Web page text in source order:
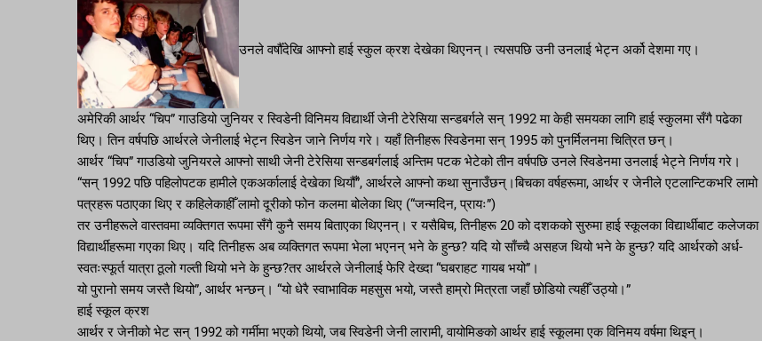
उनले वर्षौँदेखि आफ्नो हाई स्कुल क्रश देखेका थिएनन्। त्यसपछि उनी उनलाई भेट्न अर्को देशमा गए।
अमेरिकी आर्थर “चिप” गाउडियो जुनियर र स्विडेनी विनिमय विद्यार्थी जेनी टेरेसिया सन्डबर्गले सन् 1992 मा केही समयका लागि हाई स्कुलमा सँगै पढेका
थिए। तिन वर्षपछि आर्थरले जेनीलाई भेट्न स्विडेन जाने निर्णय गरे। यहाँ तिनीहरू स्विडेनमा सन् 1995 को पुनर्मिलनमा चित्रित छन्।
आर्थर “चिप” गाउडियो जुनियरले आफ्नो साथी जेनी टेरेसिया सन्डबर्गलाई अन्तिम पटक भेटेको तीन वर्षपछि उनले स्विडेनमा उनलाई भेट्ने निर्णय गरे।
“सन् 1992 पछि पहिलोपटक हामीले एकअर्कालाई देखेका थियौँ”, आर्थरले आफ्नो कथा सुनाउँछन्।बिचका वर्षहरूमा, आर्थर र जेनीले एटलान्टिकभरि लामो
पत्रहरू पठाएका थिए र कहिलेकाहीँ लामो दूरीको फोन कलमा बोलेका थिए (“जन्मदिन, प्रायः”)
तर उनीहरूले वास्तवमा व्यक्तिगत रूपमा सँगै कुनै समय बिताएका थिएनन्। र यसैबिच, तिनीहरू 20 को दशकको सुरुमा हाई स्कूलका विद्यार्थीबाट कलेजका
विद्यार्थीहरूमा गएका थिए। यदि तिनीहरू अब व्यक्तिगत रूपमा भेला भएनन् भने के हुन्छ? यदि यो साँच्चै असहज थियो भने के हुन्छ? यदि आर्थरको अर्ध-
स्वतःस्फूर्त यात्रा ठूलो गल्ती थियो भने के हुन्छ?तर आर्थरले जेनीलाई फेरि देख्दा “घबराहट गायब भयो”।
यो पुरानो समय जस्तै थियो”, आर्थर भन्छन्। “यो धेरै स्वाभाविक महसुस भयो, जस्तै हाम्रो मित्रता जहाँ छोडियो त्यहीँ उठ्यो।”
हाई स्कूल क्रश
आर्थर र जेनीको भेट सन् 1992 को गर्मीमा भएको थियो, जब स्विडेनी जेनी लारामी, वायोमिङको आर्थर हाई स्कूलमा एक विनिमय वर्षमा थिइन्।